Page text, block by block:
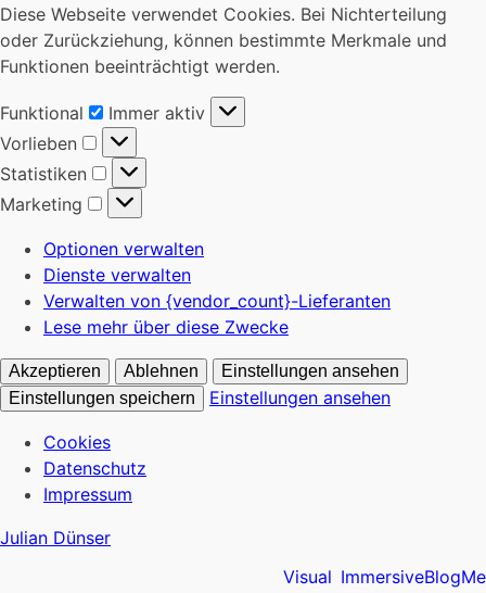
Diese Webseite verwendet Cookies. Bei Nichterteilung
oder Zurückziehung, können bestimmte Merkmale und
Funktionen beeinträchtigt werden.
Funktional Funktional
Immer aktiv
Vorlieben
Vorlieben
Statistiken
Statistiken
Marketing
Marketing
Optionen verwalten
Dienste verwalten
Verwalten von {vendor_count}-Lieferanten
Lese mehr über diese Zwecke
Akzeptieren Ablehnen
Einstellungen ansehen
Einstellungen speichern
Einstellungen ansehen
Cookies
Datenschutz
Impressum
Julian Dünser
Visual ImmersiveBlogMe